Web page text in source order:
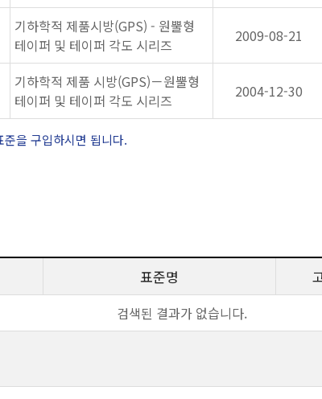
기하학적 제품시방(GPS) - 원뿔형
테이퍼 및 테이퍼 각도 시리즈
2009-08-21
기하학적 제품 시방(GPS)－원뿔형
테이퍼 및 테이퍼 각도 시리즈
2004-12-30
을 구입하시면 됩니다.
표준명
검색된 결과가 없습니다.